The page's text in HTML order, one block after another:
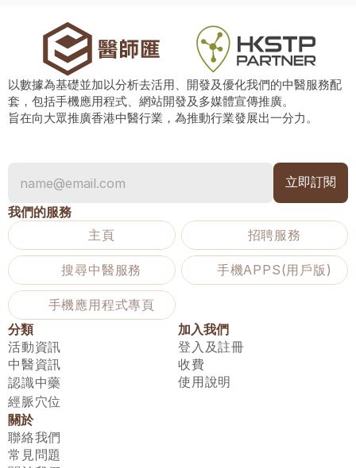
以數據為基礎並加以分析去活用、開發及優化我們的中醫服務配
套，包括手機應用程式、網站開發及多媒體宣傳推廣。
旨在向大眾推廣香港中醫行業，為推動行業發展出一分力。
我們的服務
主頁
招聘服務
搜尋中醫服務 手機APPS(用戶版)
手機應用程式專頁
分類
活動資訊
中醫資訊
認識中藥
經脈穴位
加入我們
登入及註冊
收費
使用說明
關於
聯絡我們
常見問題